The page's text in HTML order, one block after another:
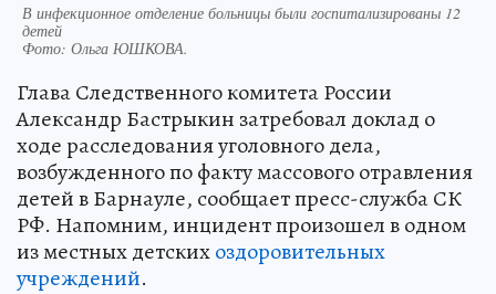
В инфекционное отделение больницы были госпитализированы 12
детей
Фото: Ольга ЮШКОВА.
Глава Следственного комитета России
Александр Бастрыкин затребовал доклад о
ходе расследования уголовного дела,
возбужденного по факту массового отравления
детей в Барнауле, сообщает пресс-служба СК
РФ. Напомним, инцидент произошел в одном
из местных детскихоздоровительных
учреждений.